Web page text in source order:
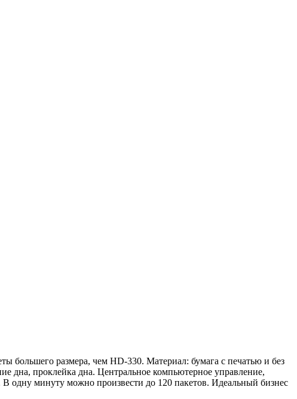
большего размера, чем HD-330. Материал: бумага с печатью и без
дна, проклейка дна. Центральное компьютерное управление,
одну минуту можно произвести до 120 пакетов. Идеальный бизнес